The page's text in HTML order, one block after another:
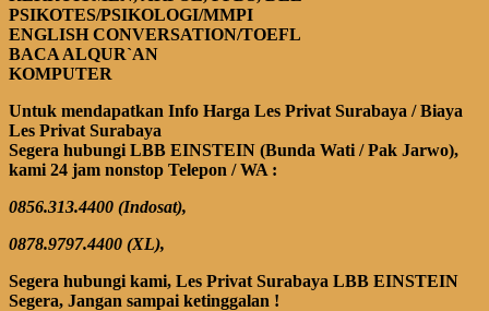
PSIKOTES/PSIKOLOGI/MMPI
ENGLISH CONVERSATION/TOEFL
BACA ALQUR`AN
KOMPUTER
Untuk mendapatkan Info Harga Les Privat Surabaya / Biaya
Les Privat Surabaya
Segera hubungi LBB EINSTEIN (Bunda Wati / Pak Jarwo),
kami 24 jam nonstop Telepon / WA :
0856.313.4400 (Indosat),
0878.9797.4400 (XL),
Segera hubungi kami, Les Privat Surabaya LBB EINSTEIN
Segera, Jangan sampai ketinggalan !